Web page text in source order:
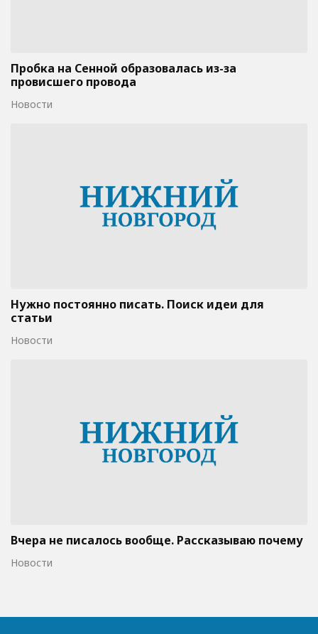
Пробка на Сенной образовалась из-за
провисшего провода
Новости
Нужно постоянно писать. Поиск идеи для
статьи
Новости
Вчера не писалось вообще. Рассказываю почему
Новости